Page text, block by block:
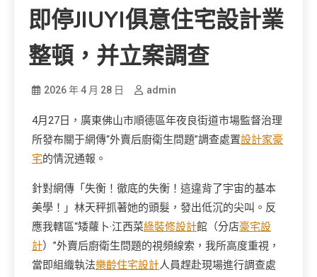
即停JIUYI俱意住宅設計業
整頓，并立案調查
2026 年 4 月 28 日 admin
4月27日，廣東佛山市順德區年夜良街道市場監督治理
所發布關于網傳“外賣后廚衛生問題”調查處置設計家豪
宅的情況通報。
針對網傳「失衡！徹底的失衡！這違背了宇宙的基本
美學！」林天秤抓著她的頭髮，發出低沉的尖叫。反
應我轄區“矮蘿卜·江西菜綠裝修設計館（分店豪宅設
計）”外賣后廚衛生問題的視頻線索，我所高度重視，
當即組織執法樂齡住宅設計人員趕赴現場進行調查處